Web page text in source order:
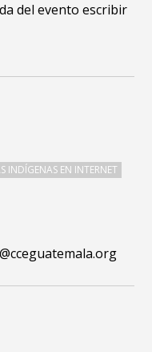
del evento escribir
INDÍGENAS EN INTERNET